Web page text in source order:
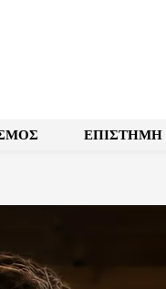
ΕΠΙΣΤΗΜΗ